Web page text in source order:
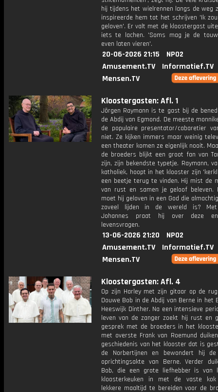
hij tijdens het wielrennen langs de weg
inspireerde hem tot het schrijven 'Ik
geloven'. Er valt met de kloostergast
iets te lachen. 'Soms mag je de
even laten vieren'.
20-06-2026 21:15
NPO2
Amusement.TV
Informatief.TV
Mensen.TV
Kloostergasten: Afl. 1
Jörgen Raymann is te gast bij de
de Abdij van Egmond. De meeste
de populaire presentator/cabaretier
niet. Ze kijken immers maar weinig
een theater komen ze eigenlijk nooit.
de broeders blijkt een groot fan van
zijn, zijn bekendste typetje. Raymann,
katholiek, hoopt in het klooster zijn
een beetje terug te vinden. Hij mist de
van rust en samen je geloof beleven.
moet hij geloven in een God die
zoveel lijden in de wereld is? Met
Johannes praat hij over deze
levensvragen.
13-06-2026 21:20
NPO2
Amusement.TV
Informatief.TV
Mensen.TV
Kloostergasten: Afl. 4
Op zijn Harley met zijn gitaar op de
Douwe Bob in de Abdij van Berne in het
Heeswijk Dinther. Na een intensieve
leven van de zanger zoekt hij rust en
gesprek met de broeders in het
met overste Frank van Roemund
geschiedenis van het klooster dat is
de Norbertijnen en bewondert hij de
oprichtingsakte van Berne. Verder
Bob, die een grote liefhebber is van
kloosterkeuken in met de vaste
lekkere maaltijd te bereiden voor de